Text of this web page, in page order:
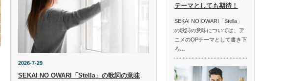
2026-7-29
SEKAI NO OWARI「Stella」の歌詞の意味
テーマとしても期待！
SEKAI NO OWARI「Stella」
の歌詞の意味については、ア
ニメのOPテーマとして書き下
ろ…